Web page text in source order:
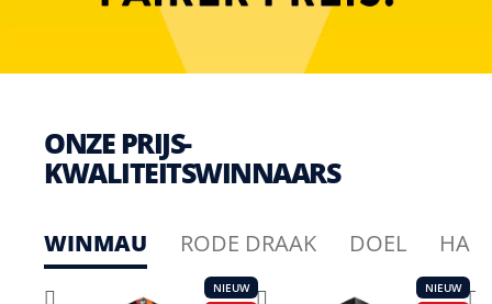
ONZE PRIJS-
KWALITEITSWINNAARS
WINMAU RODE DRAAK DOEL
NIEUW
NIEUW